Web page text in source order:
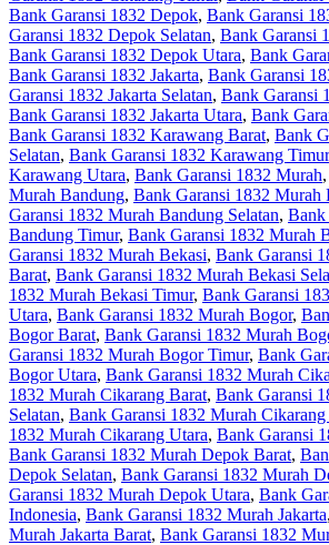
Bank Garansi 1832 Depok, Bank Garansi
Garansi 1832 Depok Selatan, Bank Garansi
Bank Garansi 1832 Depok Utara, Bank
Bank Garansi 1832 Jakarta, Bank Garansi
Garansi 1832 Jakarta Selatan, Bank Garansi
Bank Garansi 1832 Jakarta Utara, Bank
Bank Garansi 1832 Karawang Barat, Bank
Selatan, Bank Garansi 1832 Karawang Timur
Karawang Utara, Bank Garansi 1832 Murah,
Murah Bandung, Bank Garansi 1832 Murah
Garansi 1832 Murah Bandung Selatan, Bank
Bandung Timur, Bank Garansi 1832 Murah
Garansi 1832 Murah Bekasi, Bank Garansi
Barat, Bank Garansi 1832 Murah Bekasi
1832 Murah Bekasi Timur, Bank Garansi
Utara, Bank Garansi 1832 Murah Bogor,
Bogor Barat, Bank Garansi 1832 Murah
Garansi 1832 Murah Bogor Timur, Bank
Bogor Utara, Bank Garansi 1832 Murah
1832 Murah Cikarang Barat, Bank Garansi
Selatan, Bank Garansi 1832 Murah
1832 Murah Cikarang Utara, Bank Garansi
Bank Garansi 1832 Murah Depok Barat,
Depok Selatan, Bank Garansi 1832 Murah
Garansi 1832 Murah Depok Utara, Bank
Indonesia, Bank Garansi 1832 Murah Jakarta,
Murah Jakarta Barat, Bank Garansi 1832